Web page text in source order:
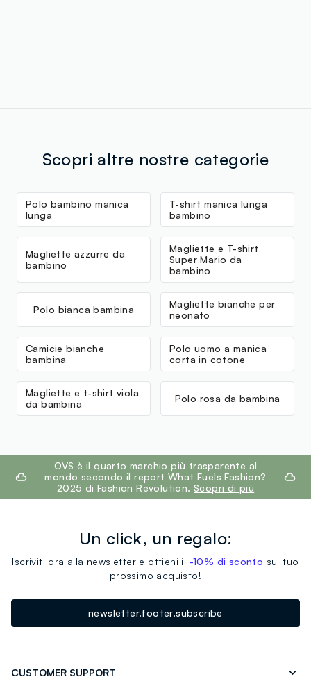
Scopri altre nostre categorie
Polo bambino manica
lunga
T-shirt manica lunga
bambino
Magliette azzurre da
bambino
Magliette e T-shirt
Super Mario da
bambino
Polo bianca bambina
Magliette bianche per
neonato
Camicie bianche
bambina
Polo uomo a manica
corta in cotone
Magliette e t-shirt viola
da bambina
Polo rosa da bambina
footer.ariatitleOVS è il quarto marchio più trasparente al
mondo secondo il report What Fuels Fashion?
2025 di Fashion Revolution. Scopri di più
Un click, un regalo:
Iscriviti ora alla newsletter e ottieni il -10% di sconto sul tuo
prossimo acquisto!
newsletter.footer.subscribe
CUSTOMER SUPPORT